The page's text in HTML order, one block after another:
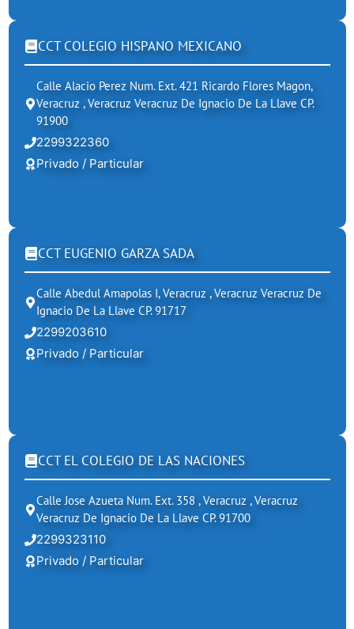
CCT COLEGIO HISPANO MEXICANO
Calle Alacio Perez Num. Ext. 421 Ricardo Flores Magon,
Veracruz , Veracruz Veracruz De Ignacio De La Llave CP.
91900
2299322360
Privado / Particular
CCT EUGENIO GARZA SADA
Calle Abedul Amapolas I, Veracruz , Veracruz Veracruz De
Ignacio De La Llave CP. 91717
2299203610
Privado / Particular
CCT EL COLEGIO DE LAS NACIONES
Calle Jose Azueta Num. Ext. 358 , Veracruz , Veracruz
Veracruz De Ignacio De La Llave CP. 91700
2299323110
Privado / Particular